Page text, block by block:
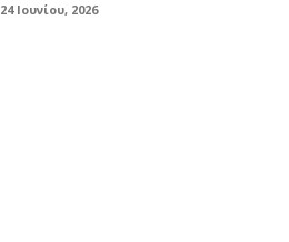
24 Ιουνίου, 2026